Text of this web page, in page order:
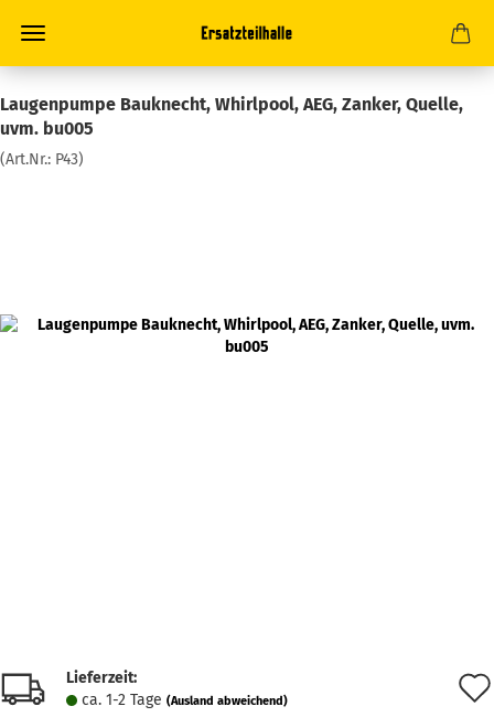
Laugenpumpe Bauknecht, Whirlpool, AEG, Zanker, Quelle,
uvm. bu005
(Art.Nr.: P43)
Lieferzeit:
ca. 1-2 Tage (Ausland abweichend)